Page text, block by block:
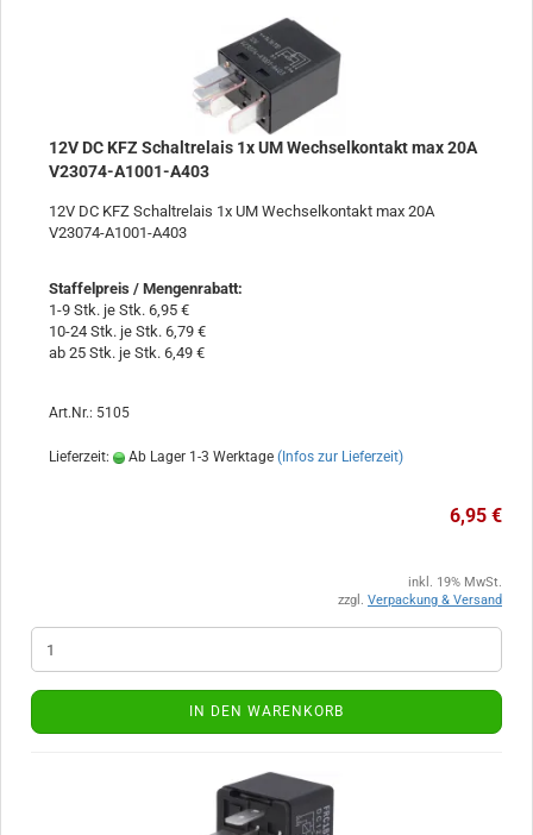
12V DC KFZ Schaltrelais 1x UM Wechselkontakt max 20A
V23074-A1001-A403
12V DC KFZ Schaltrelais 1x UM Wechselkontakt max 20A
V23074-A1001-A403
Staffelpreis / Mengenrabatt:
1-9 Stk. je Stk. 6,95 €
10-24 Stk. je Stk. 6,79 €
ab 25 Stk. je Stk. 6,49 €
Art.Nr.: 5105
Lieferzeit: Ab Lager 1-3 Werktage (Infos zur Lieferzeit)
6,95 €
inkl. 19% MwSt.
zzgl. Verpackung & Versand
IN DEN WARENKORB